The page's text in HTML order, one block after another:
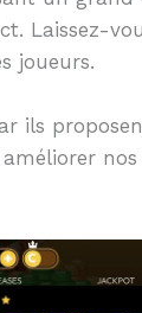
Laissez-
joueurs.
ils